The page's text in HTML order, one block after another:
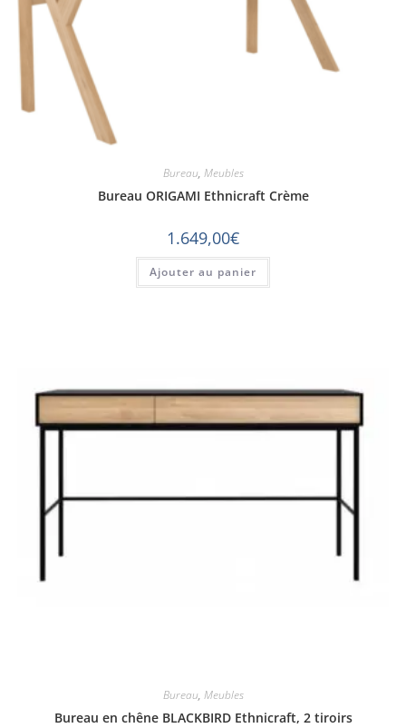
Bureau, Meubles
Bureau ORIGAMI Ethnicraft Crème
1.649,00€
Ajouter au panier
Bureau, Meubles
Bureau en chêne BLACKBIRD Ethnicraft, 2 tiroirs